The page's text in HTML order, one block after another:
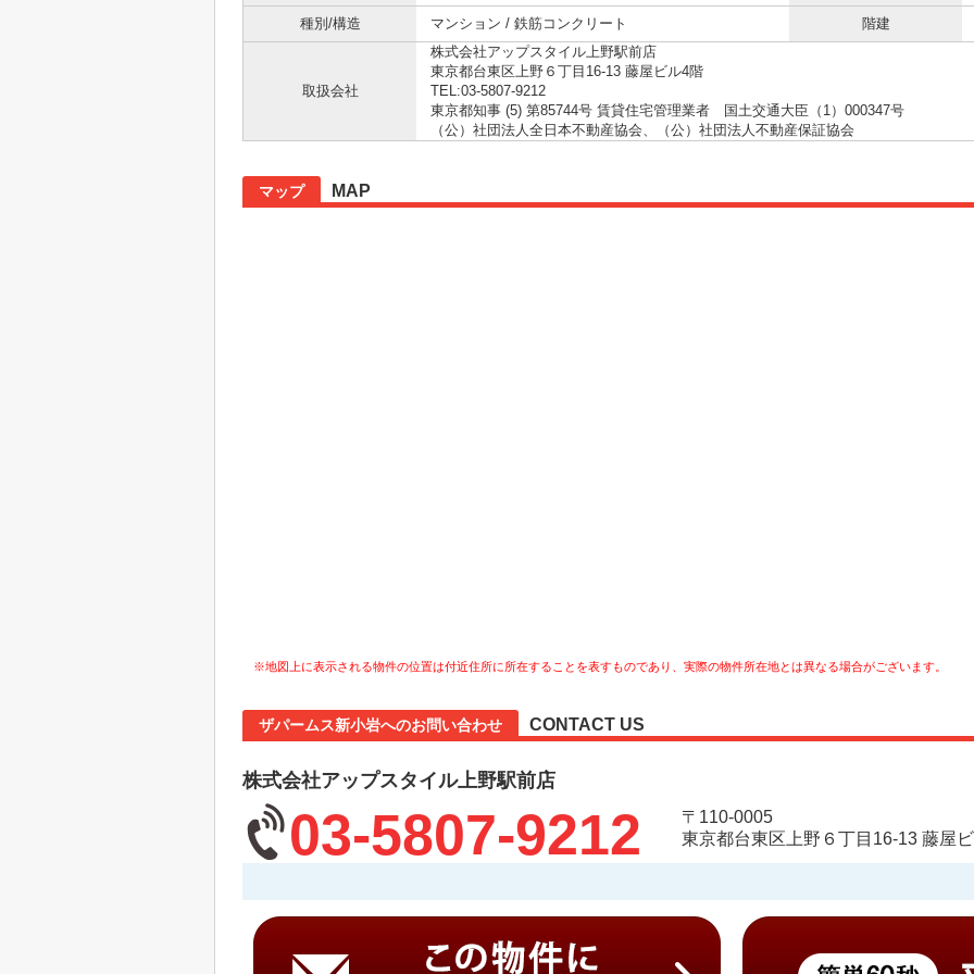
種別/構造 マンション / 鉄筋コンクリート 階建
取扱会社
株式会社アップスタイル上野駅前店
東京都台東区上野６丁目16-13 藤屋ビル4階
TEL:03-5807-9212
東京都知事 (5) 第85744号 賃貸住宅管理業者 国土交通大臣（1）000347号
（公）社団法人全日本不動産協会、（公）社団法人不動産保証協会
マップ MAP
※地図上に表示される物件の位置は付近住所に所在することを表すものであり、実際の物件所在地とは異なる場合がございます。
ザパームス新小岩へのお問い合わせ CONTACT US
株式会社アップスタイル上野駅前店
03-5807-9212
〒110-0005
東京都台東区上野６丁目16-13 藤屋